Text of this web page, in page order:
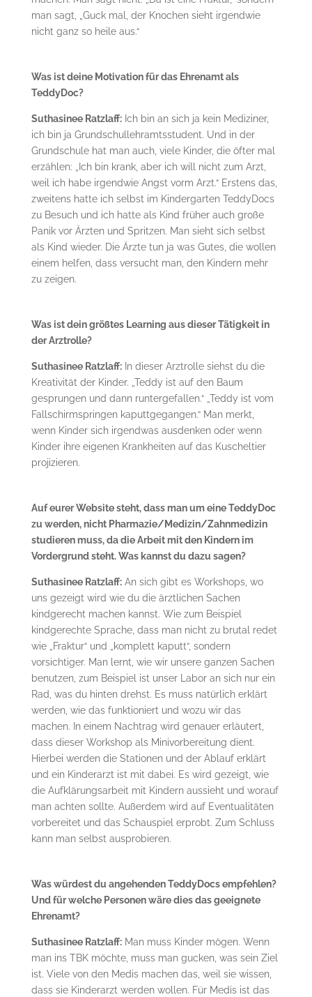
man sagt, „Guck mal, der Knochen sieht irgendwie
nicht ganz so heile aus.“
Was ist deine Motivation für das Ehrenamt als
TeddyDoc?
Suthasinee Ratzlaff:Ich bin an sich ja kein Mediziner,
ich bin ja Grundschullehramtsstudent. Und in der
Grundschule hat man auch, viele Kinder, die öfter mal
erzählen: „Ich bin krank, aber ich will nicht zum Arzt,
weil ich habe irgendwie Angst vorm Arzt.“ Erstens das,
zweitens hatte ich selbst im Kindergarten TeddyDocs
zu Besuch und ich hatte als Kind früher auch große
Panik vor Ärzten und Spritzen. Man sieht sich selbst
als Kind wieder. Die Ärzte tun ja was Gutes, die wollen
einem helfen, dass versucht man, den Kindern mehr
zu zeigen.
Was ist dein größtes Learning aus dieser Tätigkeit in
der Arztrolle?
Suthasinee Ratzlaff:In dieser Arztrolle siehst du die
Kreativität der Kinder. „Teddy ist auf den Baum
gesprungen und dann runtergefallen.“ „Teddy ist vom
Fallschirmspringen kaputtgegangen.“ Man merkt,
wenn Kinder sich irgendwas ausdenken oder wenn
Kinder ihre eigenen Krankheiten auf das Kuscheltier
projizieren.
Auf eurer Website steht, dass man um eine TeddyDoc
zu werden, nicht Pharmazie/Medizin/Zahnmedizin
studieren muss, da die Arbeit mit den Kindern im
Vordergrund steht. Was kannst du dazu sagen?
Suthasinee Ratzlaff:An sich gibt es Workshops, wo
uns gezeigt wird wie du die ärztlichen Sachen
kindgerecht machen kannst. Wie zum Beispiel
kindgerechte Sprache, dass man nicht zu brutal redet
wie „Fraktur“ und „komplett kaputt“, sondern
vorsichtiger. Man lernt, wie wir unsere ganzen Sachen
benutzen, zum Beispiel ist unser Labor an sich nur ein
Rad, was du hinten drehst. Es muss natürlich erklärt
werden, wie das funktioniert und wozu wir das
machen. In einem Nachtrag wird genauer erläutert,
dass dieser Workshop als Minivorbereitung dient.
Hierbei werden die Stationen und der Ablauf erklärt
und ein Kinderarzt ist mit dabei. Es wird gezeigt, wie
die Aufklärungsarbeit mit Kindern aussieht und worauf
man achten sollte. Außerdem wird auf Eventualitäten
vorbereitet und das Schauspiel erprobt. Zum Schluss
kann man selbst ausprobieren.
Was würdest du angehenden TeddyDocs empfehlen?
Und für welche Personen wäre dies das geeignete
Ehrenamt?
Suthasinee Ratzlaff:Man muss Kinder mögen. Wenn
man ins TBK möchte, muss man gucken, was sein Ziel
ist. Viele von den Medis machen das, weil sie wissen,
dass sie Kinderarzt werden wollen. Für Medis ist das